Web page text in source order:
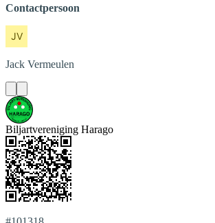
Contactpersoon
Jack Vermeulen
Biljartvereniging Harago